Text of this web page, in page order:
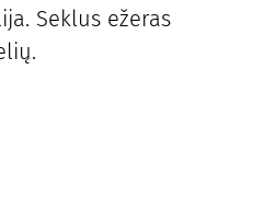
Seklus ežeras